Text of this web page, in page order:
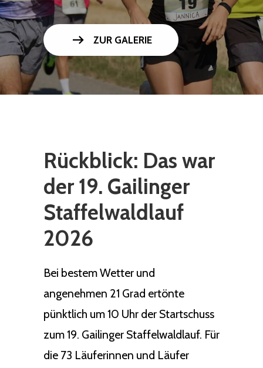
arrow_right_alt ZUR GALERIE
Rückblick: Das war
der 19. Gailinger
Staffelwaldlauf
2026
Bei bestem Wetter und
angenehmen 21 Grad ertönte
pünktlich um 10 Uhr der Startschuss
zum 19. Gailinger Staffelwaldlauf. Für
die 73 Läuferinnen und Läufer